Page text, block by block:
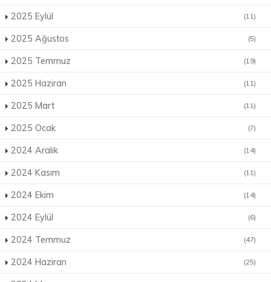
2025 Eylül (11)
2025 Ağustos (5)
2025 Temmuz (19)
2025 Haziran (11)
2025 Mart (11)
2025 Ocak (7)
2024 Aralık (14)
2024 Kasım (11)
2024 Ekim (14)
2024 Eylül (6)
2024 Temmuz (47)
2024 Haziran (25)